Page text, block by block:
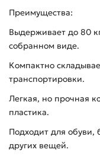
Преимущества:
Выдерживает до 80
собранном виде.
Компактно
транспортировки.
Легкая, но прочная
пластика.
Подходит для обуви,
других вещей.